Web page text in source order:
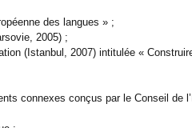
des langues » ;
2005) ;
(Istanbul, 2007) intitulée «
conçus par le Conseil de